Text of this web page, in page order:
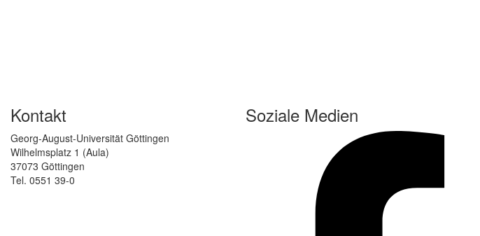
Kontakt
Georg-August-Universität Göttingen
Wilhelmsplatz 1 (Aula)
37073 Göttingen
Tel. 0551 39-0
Soziale Medien